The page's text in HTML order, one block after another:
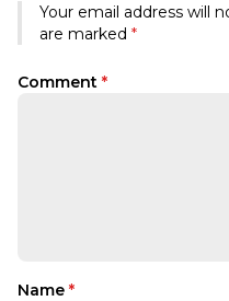
Your email address will
are marked *
Comment *
Name *